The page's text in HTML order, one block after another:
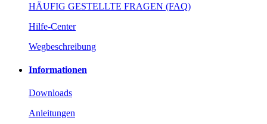
HÄUFIG GESTELLTE FRAGEN (FAQ)
Hilfe-Center
Wegbeschreibung
Informationen
Downloads
Anleitungen